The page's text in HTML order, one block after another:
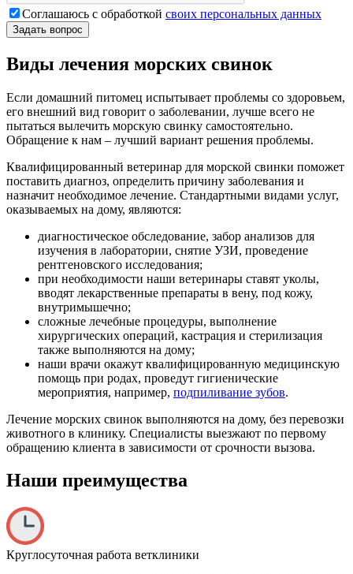
Соглашаюсь с обработкой своих персональных данных
Виды лечения морских свинок
Если домашний питомец испытывает проблемы со здоровьем,
его внешний вид говорит о заболевании, лучше всего не
пытаться вылечить морскую свинку самостоятельно.
Обращение к нам – лучший вариант решения проблемы.
Квалифицированный ветеринар для морской свинки поможет
поставить диагноз, определить причину заболевания и
назначит необходимое лечение. Стандартными видами услуг,
оказываемых на дому, являются:
диагностическое обследование, забор анализов для
изучения в лаборатории, снятие УЗИ, проведение
рентгеновского исследования;
при необходимости наши ветеринары ставят уколы,
вводят лекарственные препараты в вену, под кожу,
внутримышечно;
сложные лечебные процедуры, выполнение
хирургических операций, кастрация и стерилизация
также выполняются на дому;
наши врачи окажут квалифицированную медицинскую
помощь при родах, проведут гигиенические
мероприятия, например, подпиливание зубов.
Лечение морских свинок выполняются на дому, без перевозки
животного в клинику. Специалисты выезжают по первому
обращению клиента в зависимости от срочности вызова.
Наши преимущества
Круглосуточная работа ветклиники